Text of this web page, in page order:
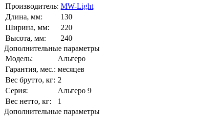
Производитель: MW-Light
Длина, мм:
130
Ширина, мм:
220
Высота, мм:
240
Дополнительные параметры
Модель:
Альгеро
Гарантия, мес.: месяцев
Вес брутто, кг: 2
Серия:
Альгеро 9
Вес нетто, кг:
1
Дополнительные параметры